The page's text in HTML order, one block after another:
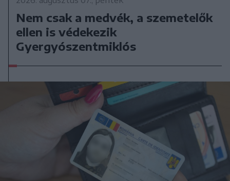
Nem csak a medvék, a szemetelők
ellen is védekezik
Gyergyószentmiklós